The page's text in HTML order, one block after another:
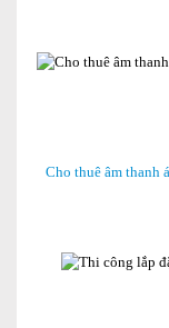
Cho thuê âm thanh